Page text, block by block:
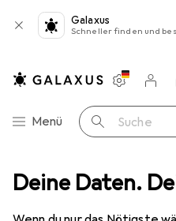
Deine Daten.
Galaxus
Schneller finden und
Navigation nach Kategorien
Menü Suche
Merklisten
Warenkorb
Outdoorbekleidung